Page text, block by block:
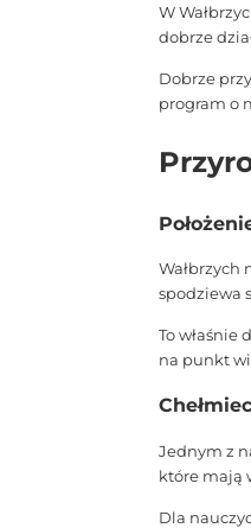
W
dobrze
Dobrze
program o
Wałbrzych
spodziewa
To właśnie
na punkt
Jednym z
które mają
Dla